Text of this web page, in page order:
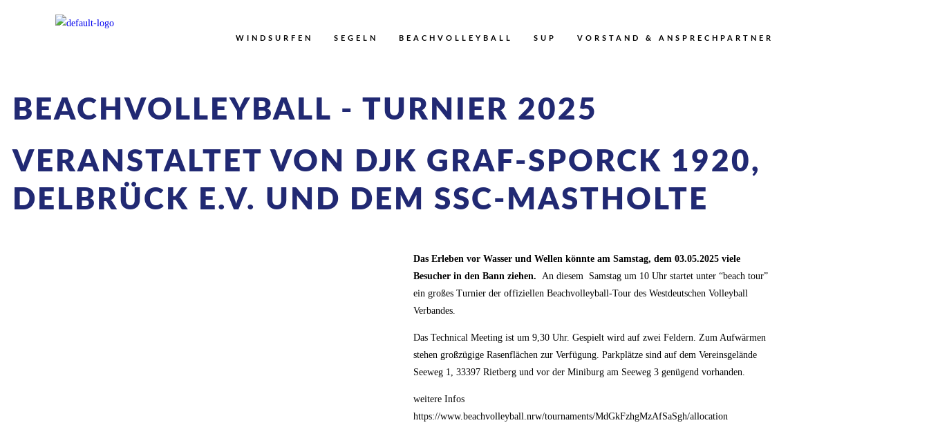
WINDSURFEN SEGELN BEACHVOLLEYBALL SUP VORSTAND & ANSPRECHPARTNER
BEACHVOLLEYBALL - TURNIER 2025
VERANSTALTET VON DJK GRAF-SPORCK 1920,
DELBRÜCK E.V. UND DEM SSC-MASTHOLTE
Das Erleben vor Wasser und Wellen könnte am Samstag, dem 03.05.2025 viele
Besucher in den Bann ziehen. An diesem Samstag um 10 Uhr startet unter “beach tour”
ein großes Turnier der offiziellen Beachvolleyball-Tour des Westdeutschen Volleyball
Verbandes.
Das Technical Meeting ist um 9,30 Uhr. Gespielt wird auf zwei Feldern. Zum Aufwärmen
stehen großzügige Rasenflächen zur Verfügung. Parkplätze sind auf dem Vereinsgelände
Seeweg 1, 33397 Rietberg und vor der Miniburg am Seeweg 3 genügend vorhanden.
weitere Infos
https://www.beachvolleyball.nrw/tournaments/MdGkFzhgMzAfSaSgh/allocation